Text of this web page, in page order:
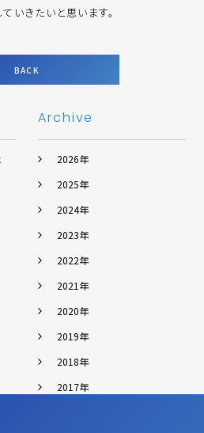
いきたいと思います。
BACK
Archive
2026年
2025年
2024年
2023年
2022年
2021年
2020年
2019年
2018年
2017年